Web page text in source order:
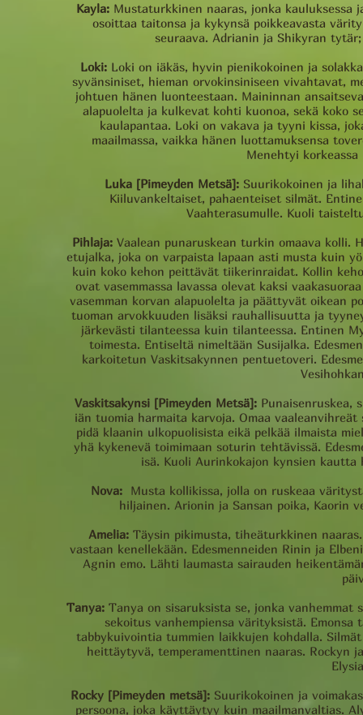
Kayla: Mustaturkkinen naaras, jonka kauluksessa
osoittaa taitonsa ja kykynsä poikkeavasta
seuraava. Adrianin ja Shikyran
Loki: Loki on iäkäs, hyvin pienikokoinen ja
syvänsiniset, hieman orvokinsiniseen vivahtavat,
johtuen hänen luonteestaan. Maininnan
alapuolelta ja kulkevat kohti kuonoa, sekä koko
kaulapantaa. Loki on vakava ja tyyni kissa,
maailmassa, vaikka hänen luottamuksensa
Menehtyi
Luka [Pimeyden Metsä]: Suurikokoinen ja
Kiiluvankeltaiset, pahaenteiset silmät.
Vaahterasumulle. Kuoli
Pihlaja: Vaalean punaruskean turkin omaava kolli.
etujalka, joka on varpaista lapaan asti musta kuin
kuin koko kehon peittävät tiikerinraidat. Kollin
ovat vasemmassa lavassa olevat kaksi
vasemman korvan alapuolelta ja päättyvät oikean
tuoman arvokkuuden lisäksi rauhallisuutta ja
järkevästi tilanteessa kuin tilanteessa. Entinen
toimesta. Entiseltä nimeltään Susijalka.
karkoitetun Vaskitsakynnen pentuetoveri.
Vaskitsakynsi [Pimeyden Metsä]: Punaisenruskea,
iän tuomia harmaita karvoja. Omaa
pidä klaanin ulkopuolisista eikä pelkää ilmaista
yhä kykenevä toimimaan soturin tehtävissä.
isä. Kuoli Aurinkokajon kynsien
Nova:
Musta kollikissa, jolla on ruskeaa
hiljainen. Arionin ja Sansan poika, Kaorin
Amelia:Täysin pikimusta, tiheäturkkinen
vastaan kenellekään. Edesmenneiden Rinin ja
Agnin emo. Lähti laumasta sairauden
Tanya: Tanya on sisaruksista se, jonka
sekoitus vanhempiensa värityksistä.
tabbykuivointia tummien laikkujen kohdalla.
heittäytyvä, temperamenttinen naaras. Rockyn
Rocky [Pimeyden metsä]: Suurikokoinen ja
persoona, joka käyttäytyy kuin maailmanvaltias.